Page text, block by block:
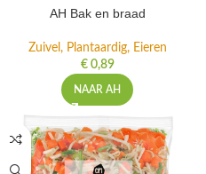
AH Bak en braad
Zuivel, Plantaardig, Eieren
€0,89
NAAR AH